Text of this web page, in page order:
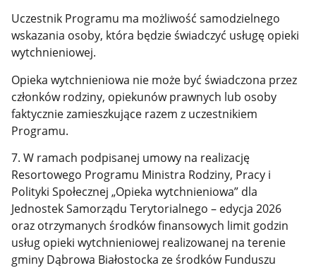
Uczestnik Programu ma możliwość samodzielnego
wskazania osoby, która będzie świadczyć usługę opieki
wytchnieniowej.
Opieka wytchnieniowa nie może być świadczona przez
członków rodziny, opiekunów prawnych lub osoby
faktycznie zamieszkujące razem z uczestnikiem
Programu.
7. W ramach podpisanej umowy na realizację
Resortowego Programu Ministra Rodziny, Pracy i
Polityki Społecznej „Opieka wytchnieniowa” dla
Jednostek Samorządu Terytorialnego – edycja 2026
oraz otrzymanych środków finansowych limit godzin
usług opieki wytchnieniowej realizowanej na terenie
gminy Dąbrowa Białostocka ze środków Funduszu